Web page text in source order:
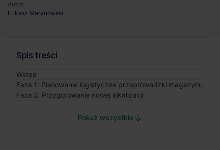
Autor:
Łukasz Marynowski
Spis treści
Wstęp
Faza 1: Planowanie logistyczne przeprowadzki magazynu
Faza 2: Przygotowanie nowej lokalizacji
Pokaż wszystkie